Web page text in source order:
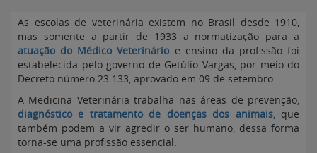
As escolas de veterinária existem no Brasil desde 1910,
mas somente a partir de 1933 a normatização para a
atuação do Médico Veterinário e ensino da profissão foi
estabelecida pelo governo de Getúlio Vargas, por meio do
Decreto número 23.133, aprovado em 09 de setembro.
A Medicina Veterinária trabalha nas áreas de prevenção,
diagnóstico e tratamento de doenças dos animais,que
também podem a vir agredir o ser humano, dessa forma
torna-se uma profissão essencial.